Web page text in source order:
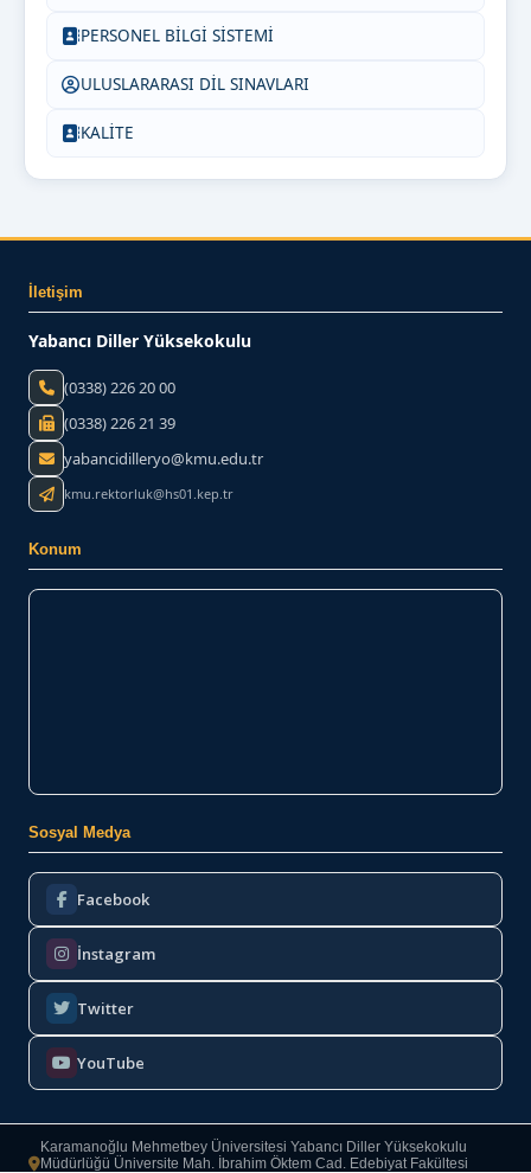
PERSONEL BİLGİ SİSTEMİ
ULUSLARARASI DİL SINAVLARI
KALİTE
İletişim
Yabancı Diller Yüksekokulu
(0338) 226 20 00
(0338) 226 21 39
yabancidilleryo@kmu.edu.tr
kmu.rektorluk@hs01.kep.tr
Konum
Sosyal Medya
Facebook
İnstagram
Twitter
YouTube
Karamanoğlu Mehmetbey Üniversitesi Yabancı Diller Yüksekokulu
Müdürlüğü Üniversite Mah. İbrahim Öktem Cad. Edebiyat Fakültesi